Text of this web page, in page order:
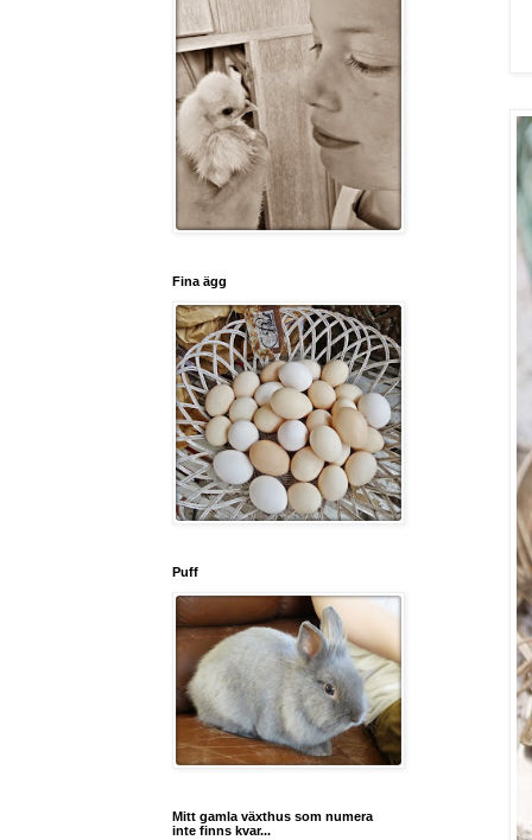
Fina ägg
Puff
Mitt gamla växthus som numera
inte finns kvar...